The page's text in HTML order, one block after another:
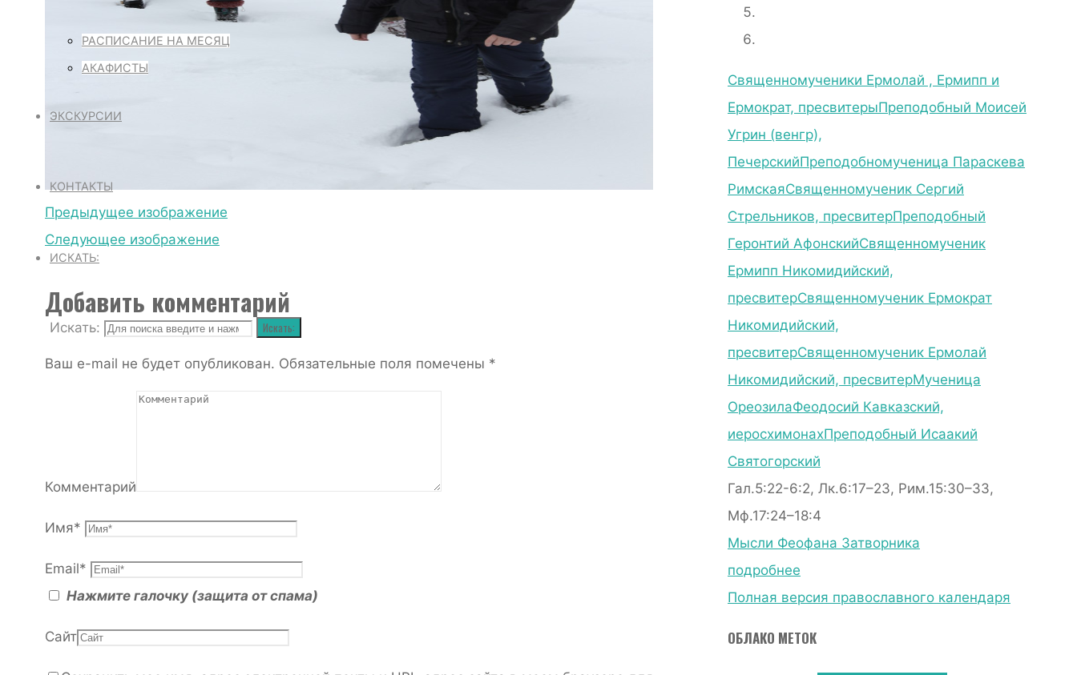
РАСПИСАНИЕ НА МЕСЯЦ
АКАФИСТЫ
ЭКСКУРСИИ
КОНТАКТЫ
ИСКАТЬ:
Искать: Искать:
Предыдущее изображение
Следующее изображение
Добавить комментарий
Ваш e-mail не будет опубликован. Обязательные поля помечены *
Комментарий
Имя*
Email*
Нажмите галочку (защита от спама)
Сайт
Священномученики Ермолай , Ермипп и
Ермократ, пресвитерыПреподобный Моисей
Угрин (венгр),
ПечерскийПреподобномученица Параскева
РимскаяСвященномученик Сергий
Стрельников, пресвитерПреподобный
Геронтий АфонскийСвященномученик
Ермипп Никомидийский,
пресвитерСвященномученик Ермократ
Никомидийский,
пресвитерСвященномученик Ермолай
Никомидийский, пресвитерМученица
ОреозилаФеодосий Кавказский,
иеросхимонахПреподобный Исаакий
Святогорский
Гал.5:22-6:2, Лк.6:17–23, Рим.15:30–33,
Мф.17:24–18:4
Мысли Феофана Затворника
подробнее
Полная версия православного календаря
ОБЛАКО МЕТОК